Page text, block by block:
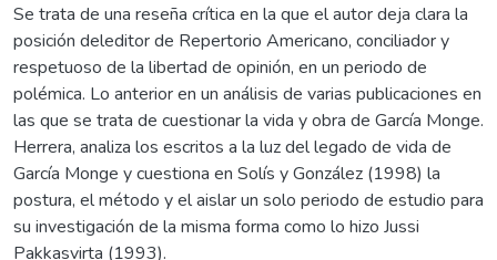
Se trata de una reseña crítica en la que el autor deja clara la
posición deleditor de Repertorio Americano, conciliador y
respetuoso de la libertad de opinión, en un periodo de
polémica. Lo anterior en un análisis de varias publicaciones en
las que se trata de cuestionar la vida y obra de García Monge.
Herrera, analiza los escritos a la luz del legado de vida de
García Monge y cuestiona en Solís y González (1998) la
postura, el método y el aislar un solo periodo de estudio para
su investigación de la misma forma como lo hizo Jussi
Pakkasvirta (1993).